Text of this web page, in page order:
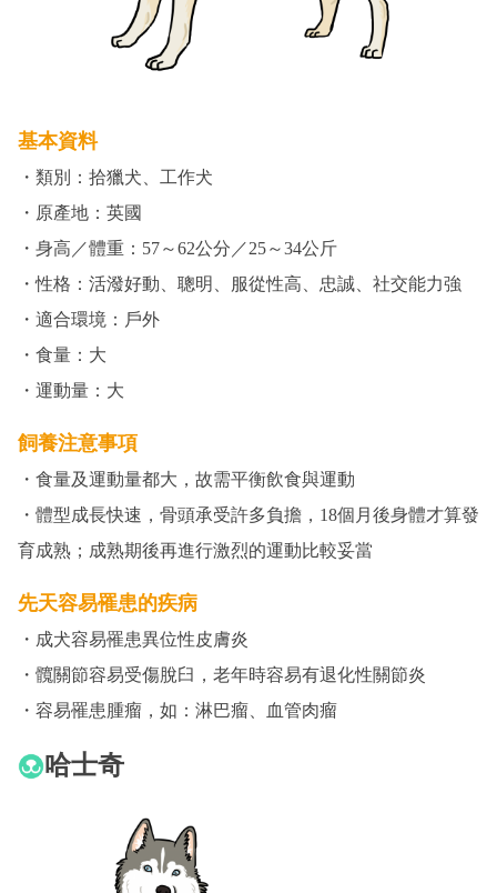
基本資料
・類別：拾獵犬、工作犬
・原產地：英國
・身高／體重：57～62公分／25～34公斤
・性格：活潑好動、聰明、服從性高、忠誠、社交能力強
・適合環境：戶外
・食量：大
・運動量：大
飼養注意事項
・食量及運動量都大，故需平衡飲食與運動
・體型成長快速，骨頭承受許多負擔，18個月後身體才算發
育成熟；成熟期後再進行激烈的運動比較妥當
先天容易罹患的疾病
・成犬容易罹患異位性皮膚炎
・髖關節容易受傷脫臼，老年時容易有退化性關節炎
・容易罹患腫瘤，如：淋巴瘤、血管肉瘤
哈士奇